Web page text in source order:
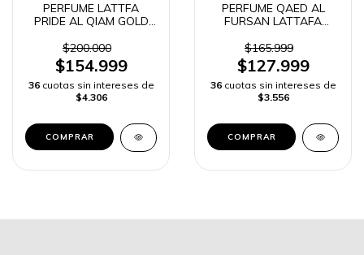
PERFUME LATTFA
PRIDE AL QIAM GOLD
RÁPIDO
$200.000
$154.999
36 cuotas sin intereses de
$4.306
PERFUME QAED AL
FURSAN LATTAFA
$165.999
$127.999
36 cuotas sin intereses de
$3.556
COMPRAR